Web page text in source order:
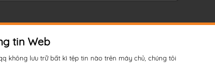
tin Web
không lưu trữ bất kì tệp tin nào trên máy chủ, chúng tôi